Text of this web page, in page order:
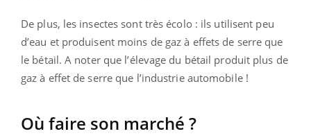
De plus, les insectes sont très écolo : ils utilisent peu
d’eau et produisent moins de gaz à effets de serre que
le bétail. A noter que l’élevage du bétail produit plus de
gaz à effet de serre que l’industrie automobile !
Où faire son marché ?